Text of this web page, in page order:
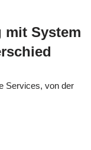
mit System
Services, von der